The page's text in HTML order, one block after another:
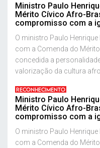
Ministro Paulo
Mérito Cívico Afro-
compromisso com a
O ministro Paulo
com a Comenda do
concedida a
valorização da cultura
RECONHECIMENTO
Ministro Paulo
Mérito Cívico Afro-
compromisso com a
O ministro Paulo
com a Comenda do